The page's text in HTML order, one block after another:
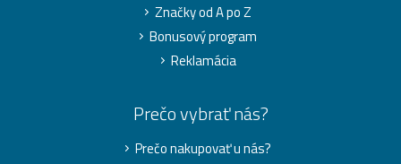
Značky od A po Z
Bonusový program
Reklamácia
Prečo vybrať nás?
Prečo nakupovať u nás?